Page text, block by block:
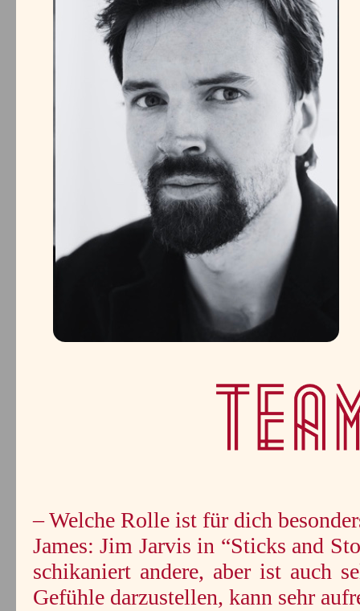
– Welche Rolle ist für dich
James: Jim Jarvis in “Sticks and
schikaniert andere, aber ist auch
Gefühle darzustellen, kann sehr